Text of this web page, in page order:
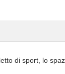
di sport, lo